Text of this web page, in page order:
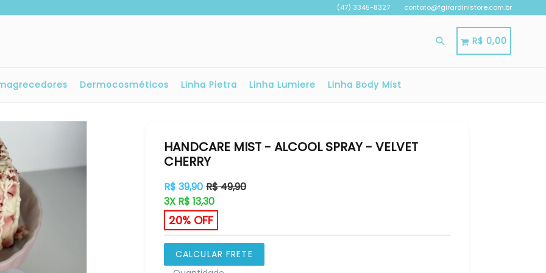
(47) 3345-8327 contato@fgirardinistore.com.br
Pesquisar
Carrinho
Carrinho
R$ 0,00
Dermocosméticos Linha Pietra Linha Lumiere Linha Body Mist
HANDCARE MIST - ALCOOL SPRAY - VELVET
CHERRY
Preço
normal
R$ 39,90 R$ 49,90
3X R$ 13,30
20% OFF
CALCULAR FRETE